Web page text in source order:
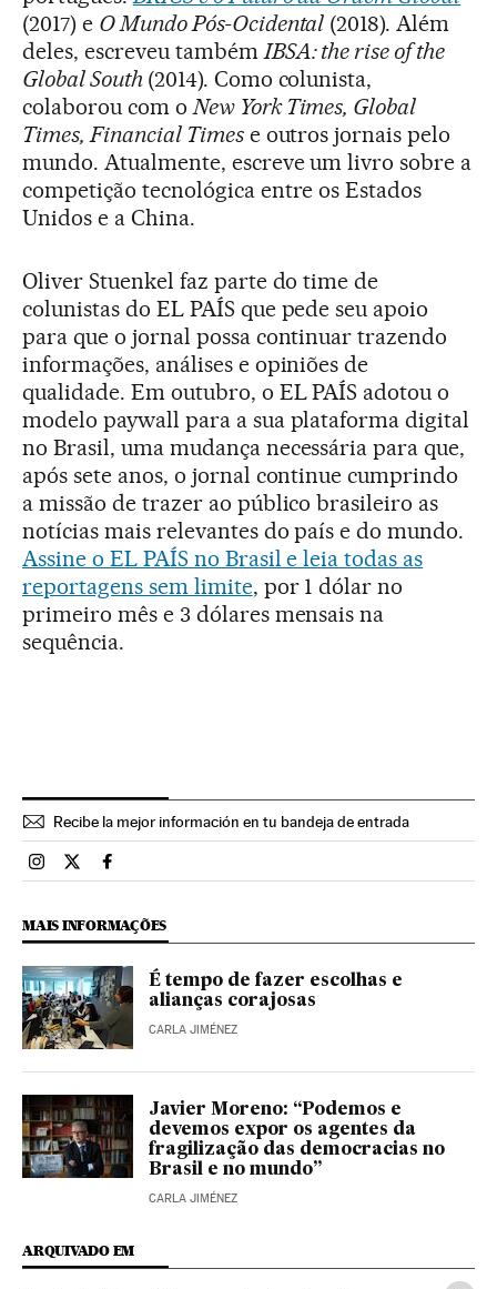
(2017) e O Mundo Pós-Ocidental (2018). Além
deles, escreveu tambémIBSA: the rise of the
Global South (2014). Como colunista,
colaborou com oNew York Times, Global
Times, Financial Timese outros jornais pelo
mundo. Atualmente, escreve um livro sobre a
competição tecnológica entre os Estados
Unidos e a China.
Oliver Stuenkel faz parte do time de
colunistas do EL PAÍS que pede seu apoio
para que o jornal possa continuar trazendo
informações, análises e opiniões de
qualidade. Em outubro, o EL PAÍS adotou o
modelo paywall para a sua plataforma digital
no Brasil, uma mudança necessária para que,
após sete anos, o jornal continue cumprindo
a missão de trazer ao público brasileiro as
notícias mais relevantes do país e do mundo.
Assine o EL PAÍS no Brasil e leia todas as
reportagens sem limite, por 1 dólar no
primeiro mês e 3 dólares mensais na
sequência.
Recibe la mejor información en tu bandeja de entrada
Sociedade El País Brasil en Instagram
Sociedade El País Brasil en Twitter
Sociedade El País Brasil en Facebook
MAIS INFORMAÇÕES
É tempo de fazer escolhas e
alianças corajosas
CARLA JIMÉNEZ
Javier Moreno: “Podemos e
devemos expor os agentes da
fragilização das democracias no
Brasil e no mundo”
CARLA JIMÉNEZ
ARQUIVADO EM